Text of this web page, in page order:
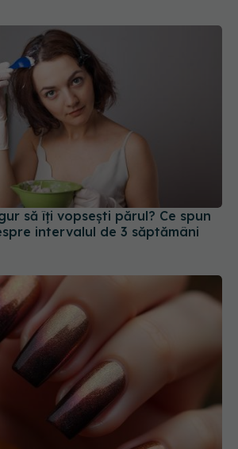
să îți vopsești părul? Ce spun
intervalul de 3 săptămâni
de aură, trendul spectaculos